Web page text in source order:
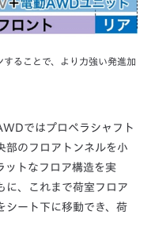
ることで、より力強い発進加
ではプロペラシャフト
部のフロアトンネルを小
ットなフロア構造を実
に、これまで荷室フロア
シート下に移動でき、荷